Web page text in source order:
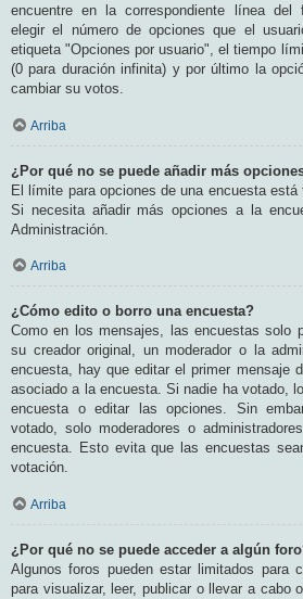
encuentre en la correspondiente línea del
elegir el número de opciones que el
etiqueta "Opciones por usuario", el tiempo
(0 para duración infinita) y por último la
cambiar su votos.
Arriba
¿Por qué no se puede añadir más
El límite para opciones de una encuesta está
Si necesita añadir más opciones a la
Administración.
Arriba
¿Cómo edito o borro una encuesta?
Como en los mensajes, las encuestas solo
su creador original, un moderador o la
encuesta, hay que editar el primer mensaje
asociado a la encuesta. Si nadie ha votado,
encuesta o editar las opciones. Sin
votado, solo moderadores o
encuesta. Esto evita que las encuestas
votación.
Arriba
¿Por qué no se puede acceder a algún
Algunos foros pueden estar limitados para
para visualizar, leer, publicar o llevar a cabo